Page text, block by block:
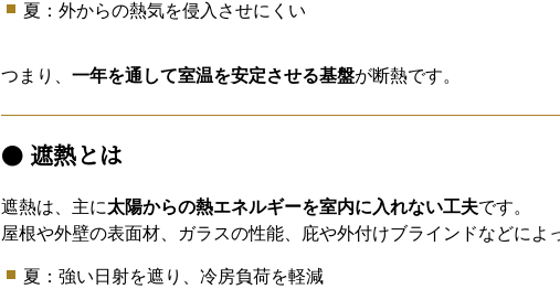
夏：外からの熱気を侵入させにくい
つまり、 一年を通して室温を安定させる基盤が断熱です。
● 遮熱とは
遮熱は、主に太陽からの熱エネルギーを室内に入れない工夫です。
屋根や外壁の表面材、ガラスの性能、庇や外付けブラインドなどによ
夏：強い日射を遮り、冷房負荷を軽減